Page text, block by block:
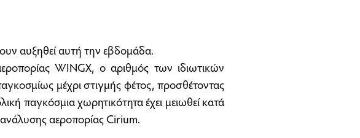
αυξηθεί αυτή την εβδομάδα.
WINGX, ο αριθμός των ιδιωτικών
μέχρι στιγμής φέτος, προσθέτοντας
παγκόσμια χωρητικότητα έχει μειωθεί κατά
αεροπορίας Cirium.